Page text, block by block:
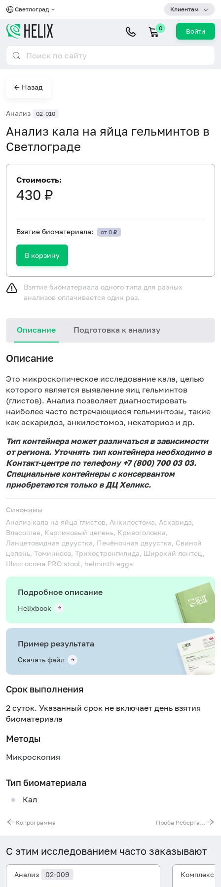
Светлоград Клиентам
0 Войти
← Назад
Анализ 02-010
Анализ кала на яйца гельминтов в
Светлограде
Стоимость:
430 ₽
Взятие биоматериала: от 0 ₽
В корзину
Взятие биоматериала одного типа для разных
анализов оплачивается один раз.
Описание Подготовка к анализу
Описание
Это микроскопическое исследование кала, целью
которого является выявление яиц гельминтов
(глистов). Анализ позволяет диагностировать
наиболее часто встречающиеся гельминтозы, такие
как аскаридоз, анкилостомоз, некаториоз и др.
Тип контейнера может различаться в зависимости
от региона. Уточнять тип контейнера необходимо в
Контакт-центре по телефону +7 (800) 700 03 03.
Специальные контейнеры с консервантом
приобретаются только в ДЦ Хеликс.
Синонимы
Анализ кала на яйца глистов, Анкилостома, Аскарида,
Власоглав, Карликовый цепень, Кривоголовка,
Ланцетовидная двуустка, Печёночная двуустка, Свиной
цепень, Томинксоз, Трихостронгилида, Широкий лентец,
Шистосома PRO stool, helminth eggs
Подробное описание
Helixbook
Пример результата
Скачать файл
Срок выполнения
2 суток. Указанный срок не включает день взятия
биоматериала
Методы
Микроскопия
Тип биоматериала
Кал
Копрограмма Проба Реберга (клиренс эндогенного креатинина)
С этим исследованием часто заказывают
Анализ 02-009 Комплекс